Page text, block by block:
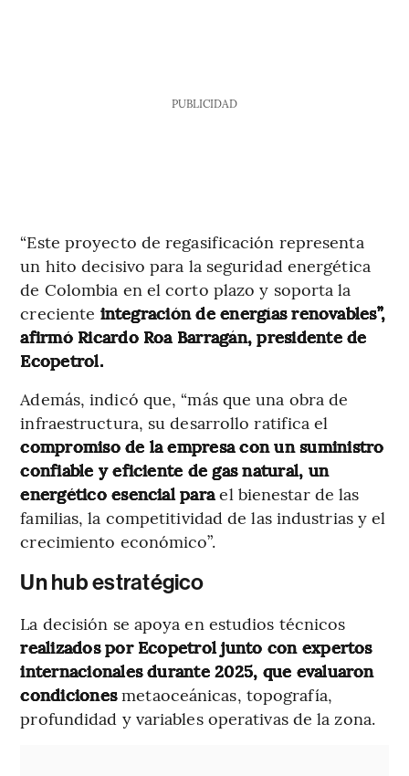
PUBLICIDAD
“Este proyecto de regasificación representa
un hito decisivo para la seguridad energética
de Colombia en el corto plazo y soporta la
creciente integración de energías renovables”,
afirmó Ricardo Roa Barragán, presidente de
Ecopetrol.
Además, indicó que, “más que una obra de
infraestructura, su desarrollo ratifica el
compromiso de la empresa con un suministro
confiable y eficiente de gas natural, un
energético esencial parael bienestar de las
familias, la competitividad de las industrias y el
crecimiento económico”.
Un hub estratégico
La decisión se apoya en estudios técnicos
realizados por Ecopetrol junto con expertos
internacionales durante 2025, que evaluaron
condicionesmetaoceánicas, topografía,
profundidad y variables operativas de la zona.